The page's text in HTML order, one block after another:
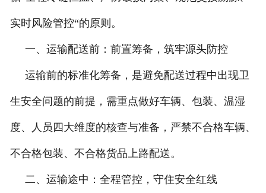
实时风险管控“的原则。
一、运输配送前：前置筹备，筑牢源头防控
运输前的标准化筹备，是避免配送过程中出现卫
生安全问题的前提，需重点做好车辆、包装、温湿
度、人员四大维度的核查与准备，严禁不合格车辆、
不合格包装、不合格货品上路配送。
二、运输途中：全程管控，守住安全红线